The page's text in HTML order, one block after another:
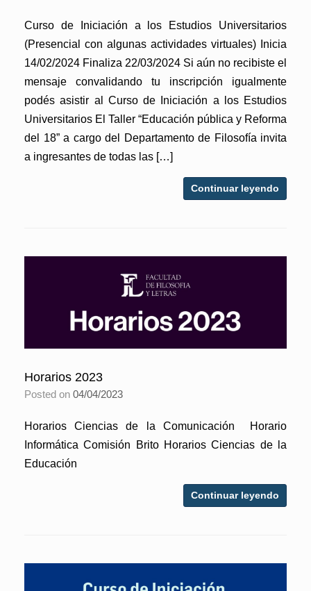
Curso de Iniciación a los Estudios Universitarios
(Presencial con algunas actividades virtuales) Inicia
14/02/2024 Finaliza 22/03/2024 Si aún no recibiste el
mensaje convalidando tu inscripción igualmente
podés asistir al Curso de Iniciación a los Estudios
Universitarios El Taller “Educación pública y Reforma
del 18” a cargo del Departamento de Filosofía invita
a ingresantes de todas las […]
Continuar leyendo
Horarios 2023
Posted on 04/04/2023
Horarios Ciencias de la Comunicación Horario
Informática Comisión Brito Horarios Ciencias de la
Educación
Continuar leyendo